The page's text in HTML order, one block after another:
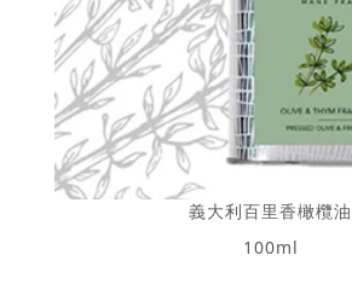
義大利百里香橄欖油
100ml